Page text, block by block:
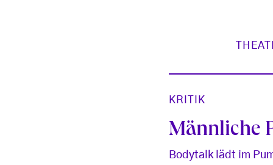
KRITIK
Männliche
Bodytalk lädt im